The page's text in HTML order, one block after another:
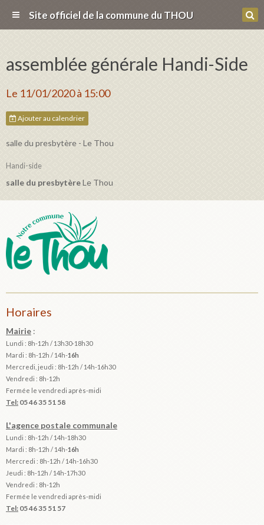
Site officiel de la commune du THOU
assemblée générale Handi-Side
Le 11/01/2020à 15:00
Ajouter au calendrier
salle du presbytère - Le Thou
Handi-side
salle du presbytèreLe Thou
Horaires
Mairie :
Lundi : 8h-12h / 13h30-18h30
Mardi : 8h-12h / 14h-16h
Mercredi, jeudi : 8h-12h / 14h-16h30
Vendredi : 8h-12h
Fermée le vendredi après-midi
Tel: 05 46 35 51 58
L'agence postale communale
Lundi : 8h-12h / 14h-18h30
Mardi : 8h-12h / 14h-16h
Mercredi : 8h-12h / 14h-16h30
Jeudi : 8h-12h / 14h-17h30
Vendredi : 8h-12h
Fermée le vendredi après-midi
Tel: 05 46 35 51 57